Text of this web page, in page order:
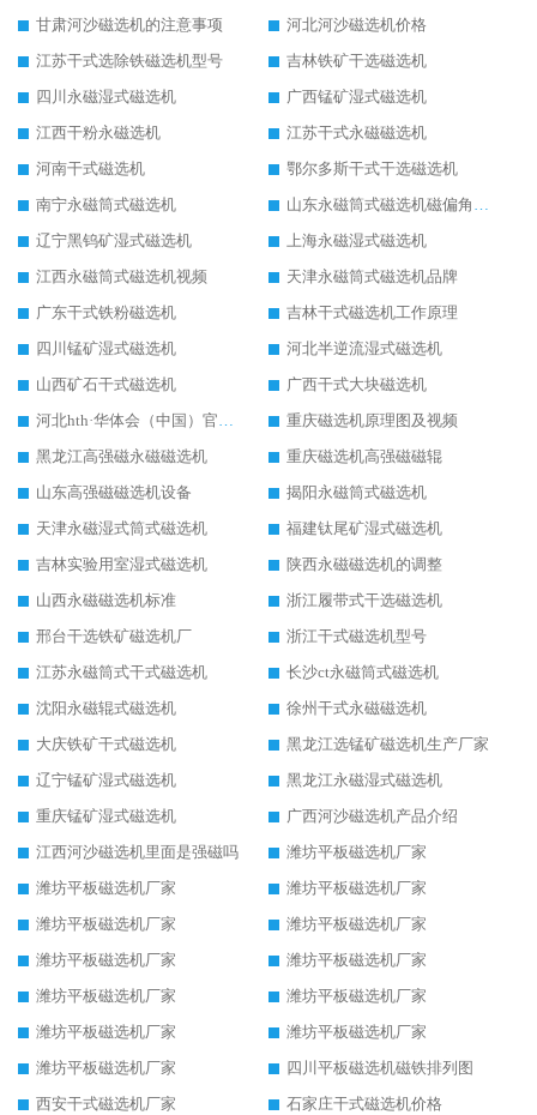
甘肃河沙磁选机的注意事项
河北河沙磁选机价格
江苏干式选除铁磁选机型号
吉林铁矿干选磁选机
四川永磁湿式磁选机
广西锰矿湿式磁选机
江西干粉永磁选机
江苏干式永磁磁选机
河南干式磁选机
鄂尔多斯干式干选磁选机
南宁永磁筒式磁选机
山东永磁筒式磁选机磁偏角怎么调整
辽宁黑钨矿湿式磁选机
上海永磁湿式磁选机
江西永磁筒式磁选机视频
天津永磁筒式磁选机品牌
广东干式铁粉磁选机
吉林干式磁选机工作原理
四川锰矿湿式磁选机
河北半逆流湿式磁选机
山西矿石干式磁选机
广西干式大块磁选机
河北hth·华体会（中国）官方网站-hth.com 工作视频
重庆磁选机原理图及视频
黑龙江高强磁永磁磁选机
重庆磁选机高强磁磁辊
山东高强磁磁选机设备
揭阳永磁筒式磁选机
天津永磁湿式筒式磁选机
福建钛尾矿湿式磁选机
吉林实验用室湿式磁选机
陕西永磁磁选机的调整
山西永磁磁选机标准
浙江履带式干选磁选机
邢台干选铁矿磁选机厂
浙江干式磁选机型号
江苏永磁筒式干式磁选机
长沙ct永磁筒式磁选机
沈阳永磁辊式磁选机
徐州干式永磁磁选机
大庆铁矿干式磁选机
黑龙江选锰矿磁选机生产厂家
辽宁锰矿湿式磁选机
黑龙江永磁湿式磁选机
重庆锰矿湿式磁选机
广西河沙磁选机产品介绍
江西河沙磁选机里面是强磁吗
潍坊平板磁选机厂家
潍坊平板磁选机厂家
潍坊平板磁选机厂家
潍坊平板磁选机厂家
潍坊平板磁选机厂家
潍坊平板磁选机厂家
潍坊平板磁选机厂家
潍坊平板磁选机厂家
潍坊平板磁选机厂家
潍坊平板磁选机厂家
潍坊平板磁选机厂家
潍坊平板磁选机厂家
四川平板磁选机磁铁排列图
西安干式磁选机厂家
石家庄干式磁选机价格